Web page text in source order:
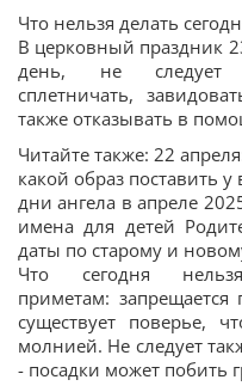
Что нельзя делать
В церковный праздник
день, не следует
сплетничать,
также отказывать в
Читайте также: 22
какой образ поставить
дни ангела в апреле
имена для детей
даты по старому и
Что сегодня
приметам:
существует поверье,
молнией. Не следует
- посадки может побить